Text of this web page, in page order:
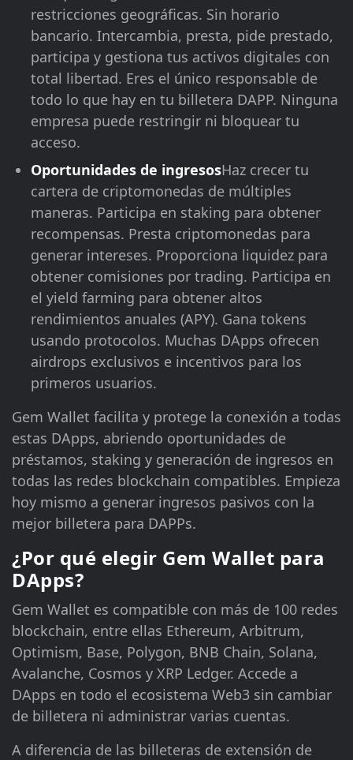
restricciones geográficas. Sin horario
bancario. Intercambia, presta, pide prestado,
participa y gestiona tus activos digitales con
total libertad. Eres el único responsable de
todo lo que hay en tu billetera DAPP. Ninguna
empresa puede restringir ni bloquear tu
acceso.
Oportunidades de ingresosHaz crecer tu
cartera de criptomonedas de múltiples
maneras. Participa en staking para obtener
recompensas. Presta criptomonedas para
generar intereses. Proporciona liquidez para
obtener comisiones por trading. Participa en
el yield farming para obtener altos
rendimientos anuales (APY). Gana tokens
usando protocolos. Muchas DApps ofrecen
airdrops exclusivos e incentivos para los
primeros usuarios.
Gem Wallet facilita y protege la conexión a todas
estas DApps, abriendo oportunidades de
préstamos, staking y generación de ingresos en
todas las redes blockchain compatibles. Empieza
hoy mismo a generar ingresos pasivos con la
mejor billetera para DAPPs.
¿Por qué elegir Gem Wallet para
DApps?
Gem Wallet es compatible con más de 100 redes
blockchain, entre ellas Ethereum, Arbitrum,
Optimism, Base, Polygon, BNB Chain, Solana,
Avalanche, Cosmos y XRP Ledger. Accede a
DApps en todo el ecosistema Web3 sin cambiar
de billetera ni administrar varias cuentas.
A diferencia de las billeteras de extensión de